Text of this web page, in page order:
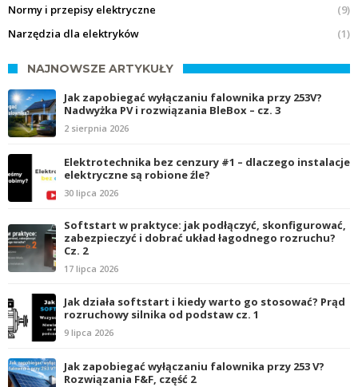
Normy i przepisy elektryczne
(9)
Narzędzia dla elektryków
(1)
NAJNOWSZE ARTYKUŁY
Jak zapobiegać wyłączaniu falownika przy 253V?
Nadwyżka PV i rozwiązania BleBox – cz. 3
2 sierpnia 2026
Elektrotechnika bez cenzury #1 – dlaczego instalacje
elektryczne są robione źle?
30 lipca 2026
Softstart w praktyce: jak podłączyć, skonfigurować,
zabezpieczyć i dobrać układ łagodnego rozruchu?
Cz. 2
17 lipca 2026
Jak działa softstart i kiedy warto go stosować? Prąd
rozruchowy silnika od podstaw cz. 1
9 lipca 2026
Jak zapobiegać wyłączaniu falownika przy 253 V?
Rozwiązania F&F, część 2